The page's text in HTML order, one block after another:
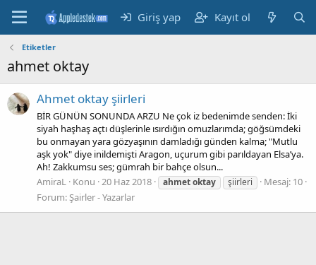
Giriş yap Kayıt ol
Etiketler
ahmet oktay
Ahmet oktay şiirleri
BİR GÜNÜN SONUNDA ARZU Ne çok iz bedenimde senden: İki
siyah haşhaş açtı düşlerinle ısırdığın omuzlarımda; göğsümdeki
bu onmayan yara gözyaşının damladığı günden kalma; "Mutlu
aşk yok" diye inildemişti Aragon, uçurum gibi parıldayan Elsa’ya.
Ah! Zakkumsu ses; gümrah bir bahçe olsun...
AmiraL Konu 20 Haz 2018 ahmetoktay şiirleri
Mesaj: 10
Forum:Şairler - Yazarlar